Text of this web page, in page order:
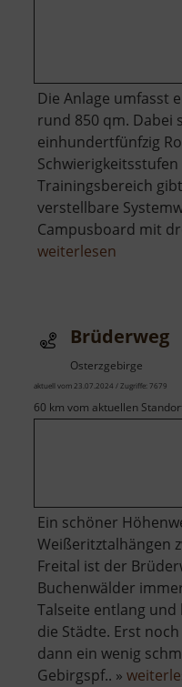
Die Anlage umfasst
rund 850 qm. Dabei
einhundertfünfzig
Trainingsbereich
verstellbare
Campusboard mit
weiterlesen
Brüderweg
Osterzgebirge
aktuell vom 23.07.2024 / Zugriffe: 7679
60 km vom aktuellen
Ein schöner
Weißeritztalhängen
Freital ist der
Buchenwälder
Talseite entlang
die Städte. Erst
dann ein wenig
Gebirgspf.. »